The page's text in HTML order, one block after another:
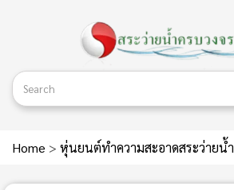
Home > หุ่นยนต์ทำความสะอาดสระว่ายน้ำ